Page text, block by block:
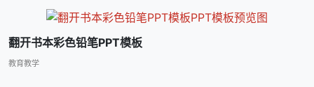
翻开书本彩色铅笔PPT模板
教育教学